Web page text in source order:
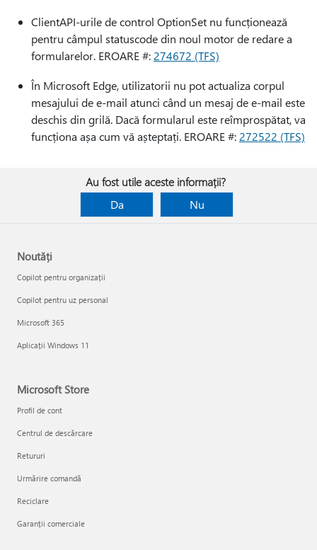
ClientAPI-urile de control OptionSet nu funcționează
pentru câmpul statuscode din noul motor de redare a
formularelor. EROARE #: 274672 (TFS)
În Microsoft Edge, utilizatorii nu pot actualiza corpul
mesajului de e-mail atunci când un mesaj de e-mail este
deschis din grilă. Dacă formularul este reîmprospătat, va
funcționa așa cum vă așteptați. EROARE #: 272522 (TFS)
Au fost utile aceste informații?
Da
Nu
Noutăți
Copilot pentru organizații
Copilot pentru uz personal
Microsoft 365
Aplicații Windows 11
Microsoft Store
Profil de cont
Centrul de descărcare
Retururi
Urmărire comandă
Reciclare
Garanții comerciale